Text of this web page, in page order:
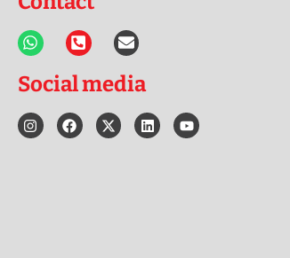
Social media